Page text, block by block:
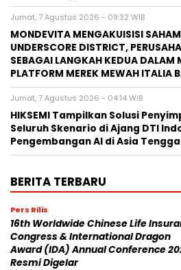
Jumat, 7 Agustus 2026 - 09:32 WIB
MONDEVITA MENGAKUISISI
UNDERSCORE DISTRICT,
SEBAGAI LANGKAH KEDUA DALAM
PLATFORM MEREK MEWAH ITALIA
Jumat, 7 Agustus 2026 - 04:14 WIB
HIKSEMI Tampilkan Solusi
Seluruh Skenario di Ajang DTI
Pengembangan AI di Asia
BERITA TERBARU
Pers Rilis
16th Worldwide Chinese Life
Congress & International Dragon
Award (IDA) Annual Conference
Resmi Digelar